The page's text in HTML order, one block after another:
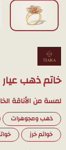
خاتم ذهب عيار 21 بتصميم الخرز المجدول
لمسة من الأناقة
ذهب ومجوهرات
خواتم خرز